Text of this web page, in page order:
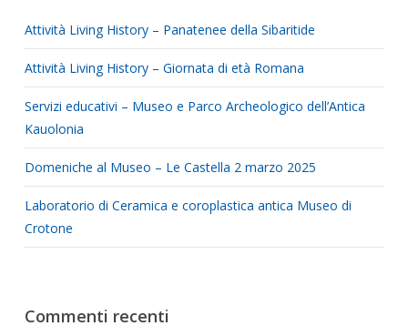
Attività Living History – Panatenee della Sibaritide
Attività Living History – Giornata di età Romana
Servizi educativi – Museo e Parco Archeologico dell’Antica
Kauolonia
Domeniche al Museo – Le Castella 2 marzo 2025
Laboratorio di Ceramica e coroplastica antica Museo di
Crotone
Commenti recenti